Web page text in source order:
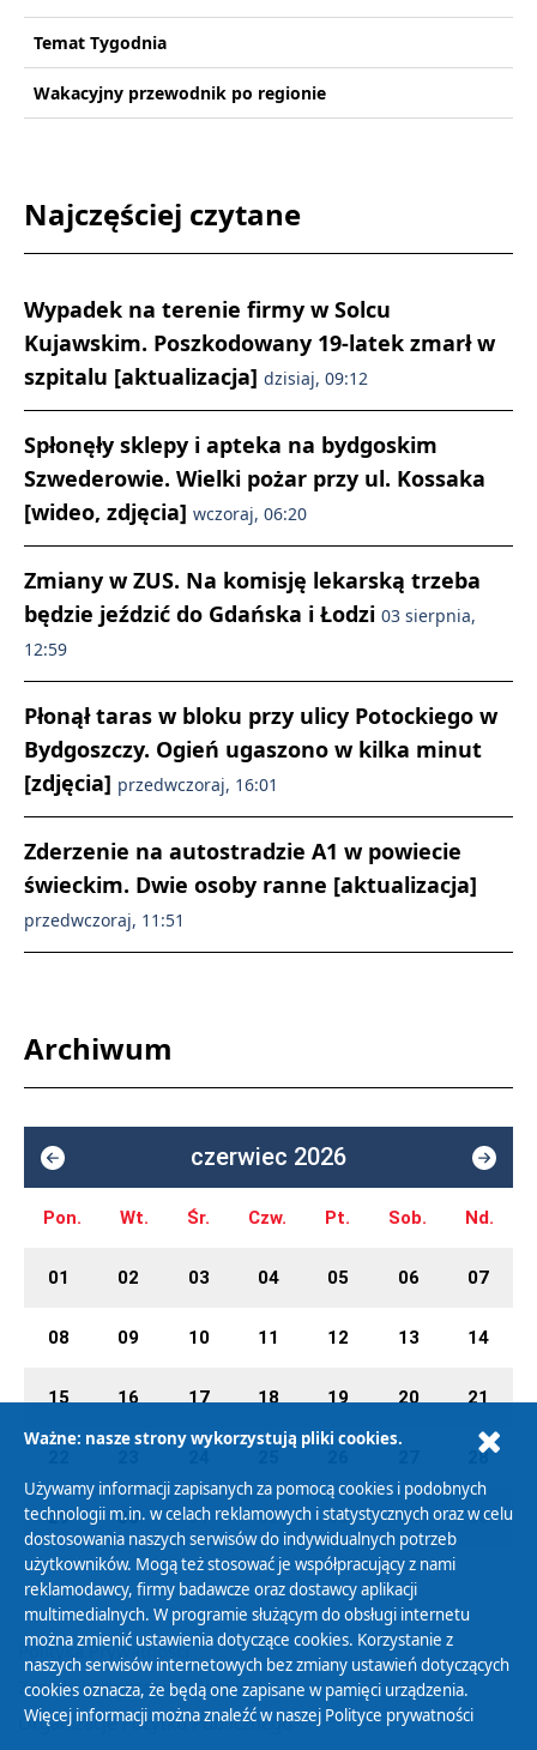
Temat Tygodnia
Wakacyjny przewodnik po regionie
Najczęściej czytane
Wypadek na terenie firmy w Solcu
Kujawskim. Poszkodowany 19-latek zmarł w
szpitalu [aktualizacja] dzisiaj, 09:12
Spłonęły sklepy i apteka na bydgoskim
Szwederowie. Wielki pożar przy ul. Kossaka
[wideo, zdjęcia] wczoraj, 06:20
Zmiany w ZUS. Na komisję lekarską trzeba
będzie jeździć do Gdańska i Łodzi 03 sierpnia,
12:59
Płonął taras w bloku przy ulicy Potockiego w
Bydgoszczy. Ogień ugaszono w kilka minut
[zdjęcia] przedwczoraj, 16:01
Zderzenie na autostradzie A1 w powiecie
świeckim. Dwie osoby ranne [aktualizacja]
przedwczoraj, 11:51
Archiwum
czerwiec 2026
Pon. Wt. Śr. Czw. Pt. Sob. Nd.
01 02 03 04 05 06 07
08 09 10 11 12 13 14
15 16 17 18 19 20 21
28
29 30 01 02 03 04 05
Polityka Prywatności
Zasady korzystania z Serwisu
Organizacje Pożytku Publicznego
Ważne: nasze strony wykorzystują pliki cookies.
Używamy informacji zapisanych za pomocą cookies i podobnych
technologii m.in. w celach reklamowych i statystycznych oraz w celu
dostosowania naszych serwisów do indywidualnych potrzeb
użytkowników. Mogą też stosować je współpracujący z nami
reklamodawcy, firmy badawcze oraz dostawcy aplikacji
multimedialnych. W programie służącym do obsługi internetu
można zmienić ustawienia dotyczące cookies. Korzystanie z
naszych serwisów internetowych bez zmiany ustawień dotyczących
cookies oznacza, że będą one zapisane w pamięci urządzenia.
Więcej informacji można znaleźć w naszej Polityce prywatności